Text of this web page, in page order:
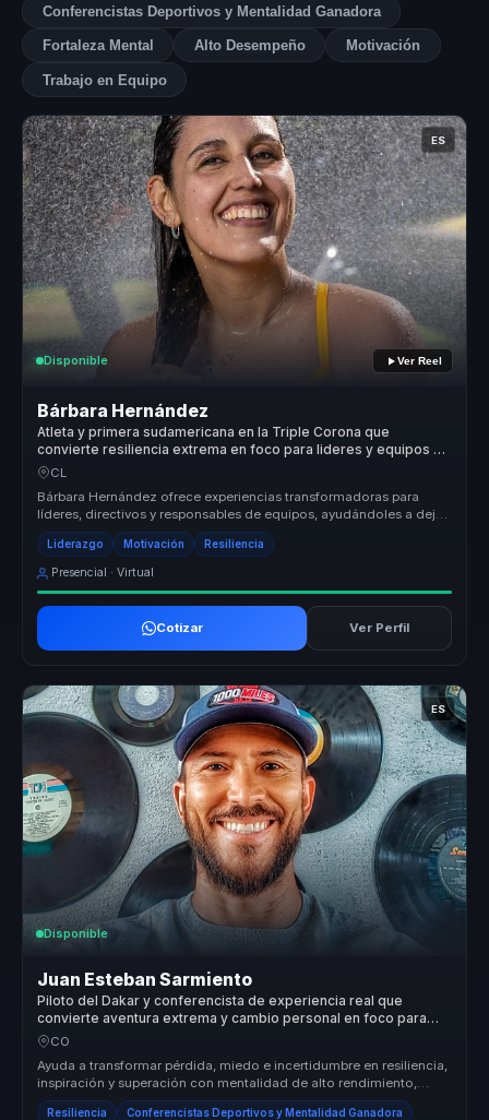
Conferencistas Deportivos y Mentalidad Ganadora
Fortaleza Mental Alto Desempeño Motivación
Trabajo en Equipo
ES
Disponible Ver Reel
Bárbara Hernández
Atleta y primera sudamericana en la Triple Corona que
convierte resiliencia extrema en foco para lideres y equipos de
alto desempeno.
CL
Bárbara Hernández ofrece experiencias transformadoras para
líderes, directivos y responsables de equipos, ayudándoles a dejar
atrás equip...
Liderazgo Motivación Resiliencia
Presencial · Virtual
Cotizar Ver Perfil
ES
Disponible
Juan Esteban Sarmiento
Piloto del Dakar y conferencista de experiencia real que
convierte aventura extrema y cambio personal en foco para
equipos.
CO
Ayuda a transformar pérdida, miedo e incertidumbre en resiliencia,
inspiración y superación con mentalidad de alto rendimiento,
disciplin...
Resiliencia Conferencistas Deportivos y Mentalidad Ganadora